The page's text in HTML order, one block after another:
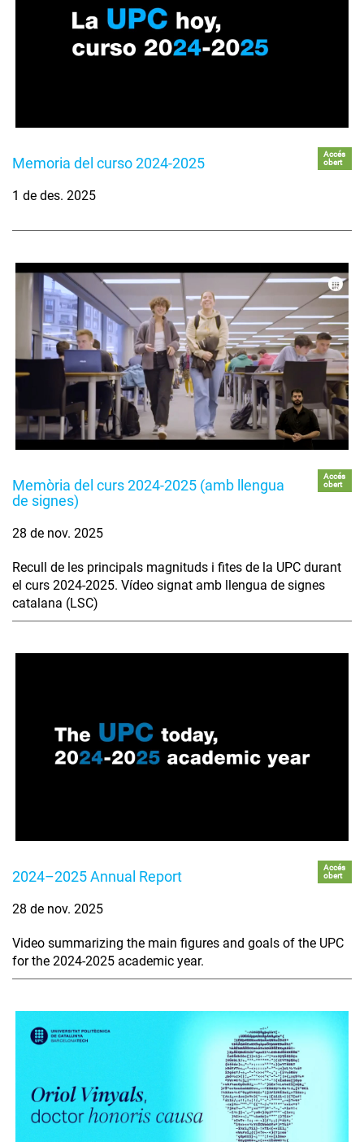
Memoria del curso 2024-2025
Accés
obert
1 de des. 2025
Memòria del curs 2024-2025 (amb llengua
de signes)
Accés
obert
28 de nov. 2025
Recull de les principals magnituds i fites de la UPC durant
el curs 2024-2025. Vídeo signat amb llengua de signes
catalana (LSC)
2024–2025 Annual Report
Accés
obert
28 de nov. 2025
Video summarizing the main figures and goals of the UPC
for the 2024-2025 academic year.